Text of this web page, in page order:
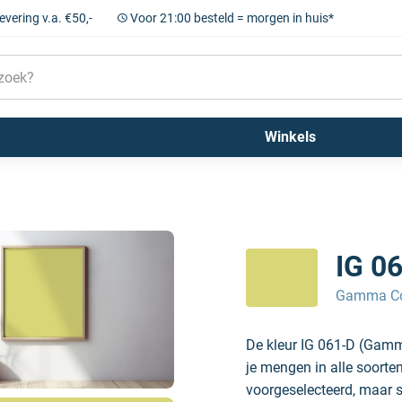
v.a. €50,- Voor 21:00 besteld = morgen in huis*
Winkels
IG
Gamma
De kleur IG 061-D
je mengen in alle
voorgeselecteerd, maar